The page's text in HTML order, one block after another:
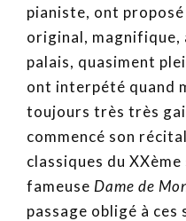
pianiste, ont
original, magnifique,
palais, quasiment
ont interpété quand
toujours très très
commencé son
classiques du
fameuse Dame de
passage obligé à